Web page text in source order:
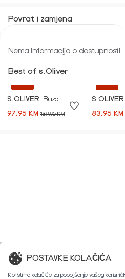
Nema informacija o dostupnosti
Povrat i zamjena
Best of s.Oliver
S.OLIVER
Bluza
97,95 KM 139,95 KM
S.OLIVER
83,95 KM
POSTAVKE KOLAČIĆA
Koristimo kolačiće za poboljšanje vašeg